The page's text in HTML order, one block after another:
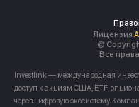
Лицензия
©
Все
Investlink — международная
доступ к акциям США, ETF,
через цифровую экосистему.